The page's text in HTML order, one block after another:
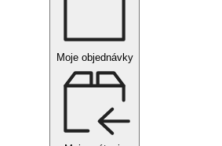
Moje objednávky